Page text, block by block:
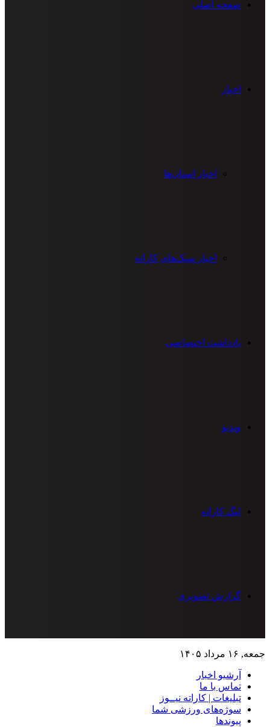
صفحه اصلی
اخبار
اخبار استان‌ها
اخبار سبک‌های کاراته
یادداشت اختصاصی
ویدیو
لیگ کاراته
گزارش تصویری
جمعه, ۱۶ مرداد ۱۴۰۵
آرشیو اخبار
تماس‌ با‌ ما
تبلیغات | کاراته نیــوز
سوژه‌های ورزشی شما
پیوندها